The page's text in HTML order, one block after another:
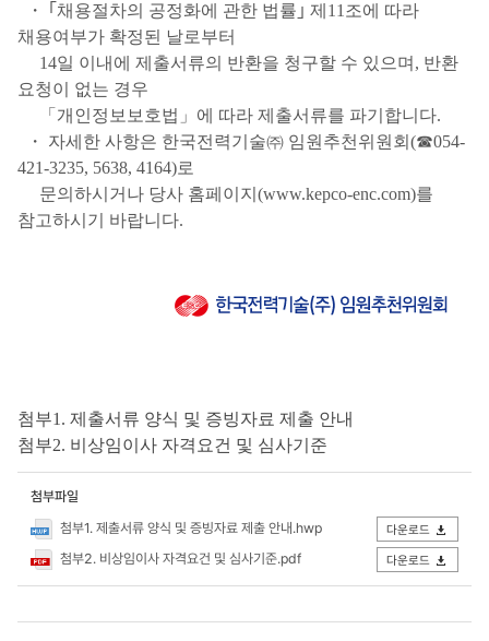
・ ｢채용절차의 공정화에 관한 법률｣ 제11조에 따라
채용여부가 확정된 날로부터
14일 이내에 제출서류의 반환을 청구할 수 있으며, 반환
요청이 없는 경우
「개인정보보호법」에 따라 제출서류를 파기합니다.
・ 자세한 사항은 한국전력기술㈜ 임원추천위원회(☎054-
421-3235, 5638, 4164)로
문의하시거나 당사 홈페이지(www.kepco-enc.com)를
참고하시기 바랍니다.
첨부1. 제출서류 양식 및 증빙자료 제출 안내
첨부2. 비상임이사 자격요건 및 심사기준
첨부파일
첨부1. 제출서류 양식 및 증빙자료 제출 안내.hwp
다운로드
첨부2. 비상임이사 자격요건 및 심사기준.pdf 다운로드